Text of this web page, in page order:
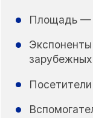
Площадь —